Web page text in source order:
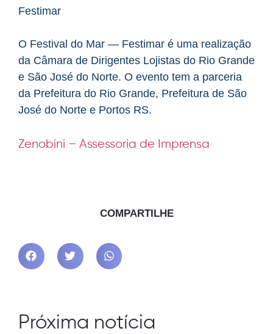
Festimar
O Festival do Mar — Festimar é uma realização
da Câmara de Dirigentes Lojistas do Rio Grande
e São José do Norte. O evento tem a parceria
da Prefeitura do Rio Grande, Prefeitura de São
José do Norte e Portos RS.
Zenobini – Assessoria de Imprensa
COMPARTILHE
Próxima notícia